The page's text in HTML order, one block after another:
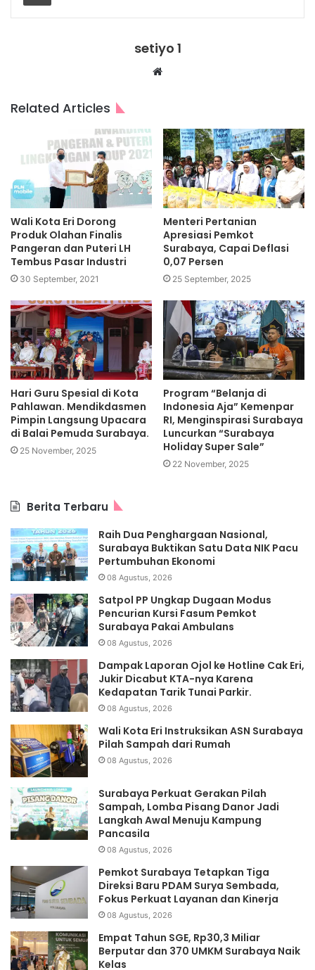
setiyo 1
Website
Related Articles
Wali Kota Eri Dorong
Produk Olahan Finalis
Pangeran dan Puteri LH
Tembus Pasar Industri
30 September, 2021
Menteri Pertanian
Apresiasi Pemkot
Surabaya, Capai Deflasi
0,07 Persen
25 September, 2025
Hari Guru Spesial di Kota
Pahlawan. Mendikdasmen
Pimpin Langsung Upacara
di Balai Pemuda Surabaya.
25 November, 2025
Program “Belanja di
Indonesia Aja” Kemenpar
RI, Menginspirasi Surabaya
Luncurkan “Surabaya
Holiday Super Sale”
22 November, 2025
Berita Terbaru
Raih Dua Penghargaan Nasional,
Surabaya Buktikan Satu Data NIK Pacu
Pertumbuhan Ekonomi
08 Agustus, 2026
Satpol PP Ungkap Dugaan Modus
Pencurian Kursi Fasum Pemkot
Surabaya Pakai Ambulans
08 Agustus, 2026
Dampak Laporan Ojol ke Hotline Cak Eri,
Jukir Dicabut KTA-nya Karena
Kedapatan Tarik Tunai Parkir.
08 Agustus, 2026
Wali Kota Eri Instruksikan ASN Surabaya
Pilah Sampah dari Rumah
08 Agustus, 2026
Surabaya Perkuat Gerakan Pilah
Sampah, Lomba Pisang Danor Jadi
Langkah Awal Menuju Kampung
Pancasila
08 Agustus, 2026
Pemkot Surabaya Tetapkan Tiga
Direksi Baru PDAM Surya Sembada,
Fokus Perkuat Layanan dan Kinerja
08 Agustus, 2026
Empat Tahun SGE, Rp30,3 Miliar
Berputar dan 370 UMKM Surabaya Naik
Kelas